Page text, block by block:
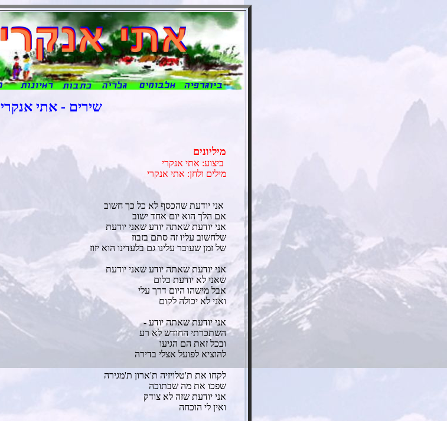
שירים - אתי אנקרי
מיליונים
ביצוע: אתי אנקרי
מילים ולחן: אתי אנקרי
אני יודעת שהכסף לא כל כך חשוב
אם הלך הוא יום אחד ישוב
אני יודעת שאתה יודע שאני יודעת
שלחשוב עליו זה סתם בזבוז
של זמן שעובר עלינו גם בלעדינו הוא יזוז
אני יודעת שאתה יודע שאני יודעת
שאני לא יודעת כלום
אבל מישהו היום דרך עלי
ואני לא יכולה לקום
אני יודעת שאתה יודע -
השתכרתי החודש לא רע
ובכל זאת הם הגיעו
להוציא לפועל אצלי בדירה
לקחו את ת'טלויזיה ת'ארון ת'מגירה
שפכו את מה שבתוכה
אני יודעת שזה לא צודק
ואין לי הוכחה